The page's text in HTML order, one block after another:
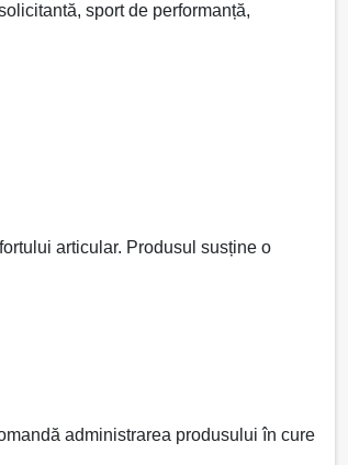
sport de performanță,
articular. Produsul susține o
administrarea produsului în cure